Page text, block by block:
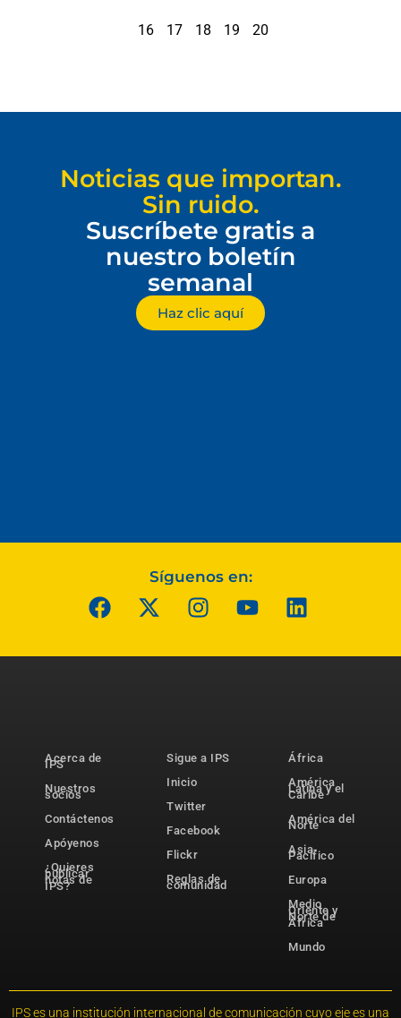
16 17 18 19 20
Noticias que importan.
Sin ruido.
Suscríbete gratis a
nuestro boletín
semanal
Haz clic aquí
Síguenos en:
Acerca de
IPS
Nuestros
socios
Contáctenos
Apóyenos
¿Quieres
publicar
notas de
IPS?
Sigue a IPS
Inicio
Twitter
Facebook
Flickr
Reglas de
comunidad
África
América
Latina y el
Caribe
América del
Norte
Asia-
Pacífico
Europa
Medio
Oriente y
Norte de
África
Mundo
IPS es una institución internacional de comunicación cuyo eje es una